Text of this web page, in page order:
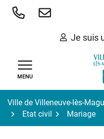
Aller
Je suis
MENU
Ville de Villeneuve-lès-
Etat civil
Mariage